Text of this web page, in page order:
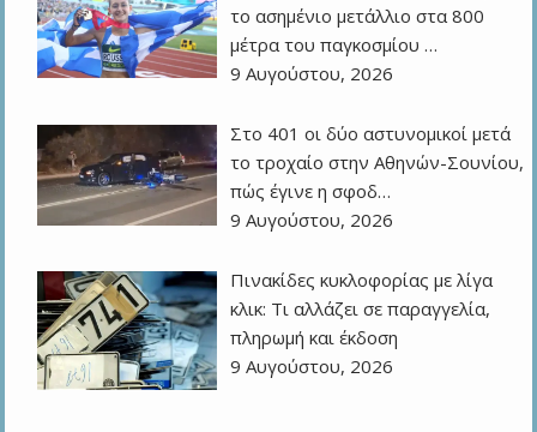
το ασημένιο μετάλλιο στα 800
μέτρα του παγκοσμίου …
9 Αυγούστου, 2026
Στο 401 οι δύο αστυνομικοί μετά
το τροχαίο στην Αθηνών-Σουνίου,
πώς έγινε η σφοδ…
9 Αυγούστου, 2026
Πινακίδες κυκλοφορίας με λίγα
κλικ: Τι αλλάζει σε παραγγελία,
πληρωμή και έκδοση
9 Αυγούστου, 2026